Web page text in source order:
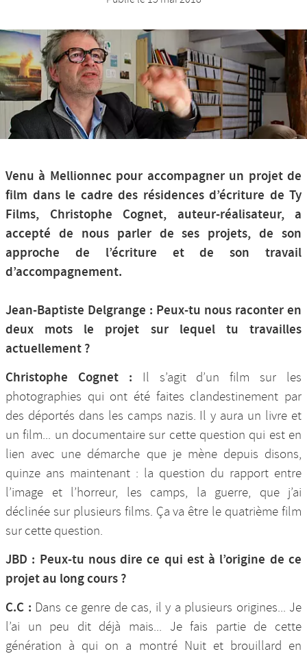
Venu à Mellionnec pour accompagner un projet de
film dans le cadre des résidences d’écriture de Ty
Films, Christophe Cognet, auteur-réalisateur, a
accepté de nous parler de ses projets, de son
approche de l’écriture et de son travail
d’accompagnement.
Jean-Baptiste Delgrange : Peux-tu nous raconter en
deux mots le projet sur lequel tu travailles
actuellement ?
Christophe Cognet : Il s’agit d’un film sur les
photographies qui ont été faites clandestinement par
des déportés dans les camps nazis. Il y aura un livre et
un film... un documentaire sur cette question qui est en
lien avec une démarche que je mène depuis disons,
quinze ans maintenant : la question du rapport entre
l’image et l’horreur, les camps, la guerre, que j’ai
déclinée sur plusieurs films. Ça va être le quatrième film
sur cette question.
JBD : Peux-tu nous dire ce qui est à l’origine de ce
projet au long cours ?
C.C : Dans ce genre de cas, il y a plusieurs origines... Je
l’ai un peu dit déjà mais... Je fais partie de cette
génération à qui on a montré Nuit et brouillard en